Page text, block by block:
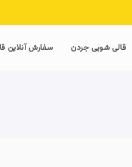
قالی شویی جردن سفارش آنلاین